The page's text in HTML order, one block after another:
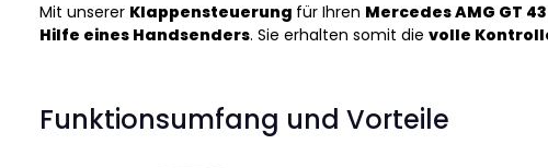
Mit unserer Klappensteuerung für Ihren Mercedes AMG GT
Hilfe eines Handsenders. Sie erhalten somit die volle
Funktionsumfang und Vorteile